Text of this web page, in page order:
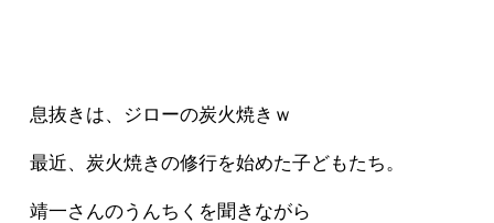
息抜きは、ジローの炭火焼きｗ
最近、炭火焼きの修行を始めた子どもたち。
靖一さんのうんちくを聞きながら